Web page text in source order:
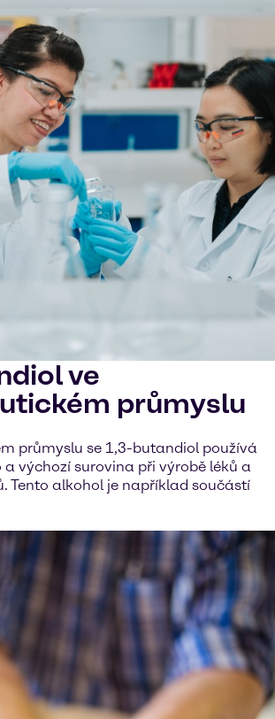
ve
průmyslu
průmyslu se 1,3-butandiol používá
výchozí surovina při výrobě léků a
Tento alkohol je například součástí